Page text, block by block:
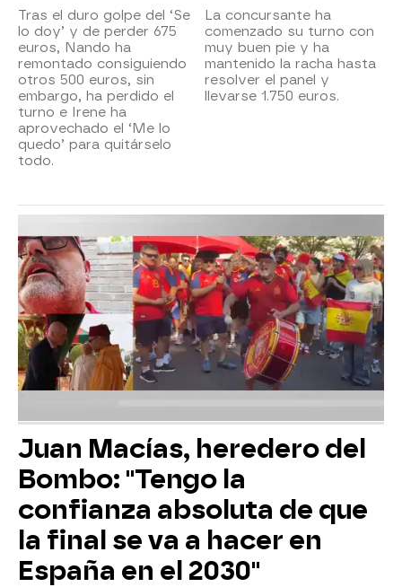
Tras el duro golpe del ‘Se
lo doy’ y de perder 675
euros, Nando ha
remontado consiguiendo
otros 500 euros, sin
embargo, ha perdido el
turno e Irene ha
aprovechado el ‘Me lo
quedo’ para quitárselo
todo.
La concursante ha
comenzado su turno con
muy buen pie y ha
mantenido la racha hasta
resolver el panel y
llevarse 1.750 euros.
Juan Macías, heredero del
Bombo: "Tengo la
confianza absoluta de que
la final se va a hacer en
España en el 2030"